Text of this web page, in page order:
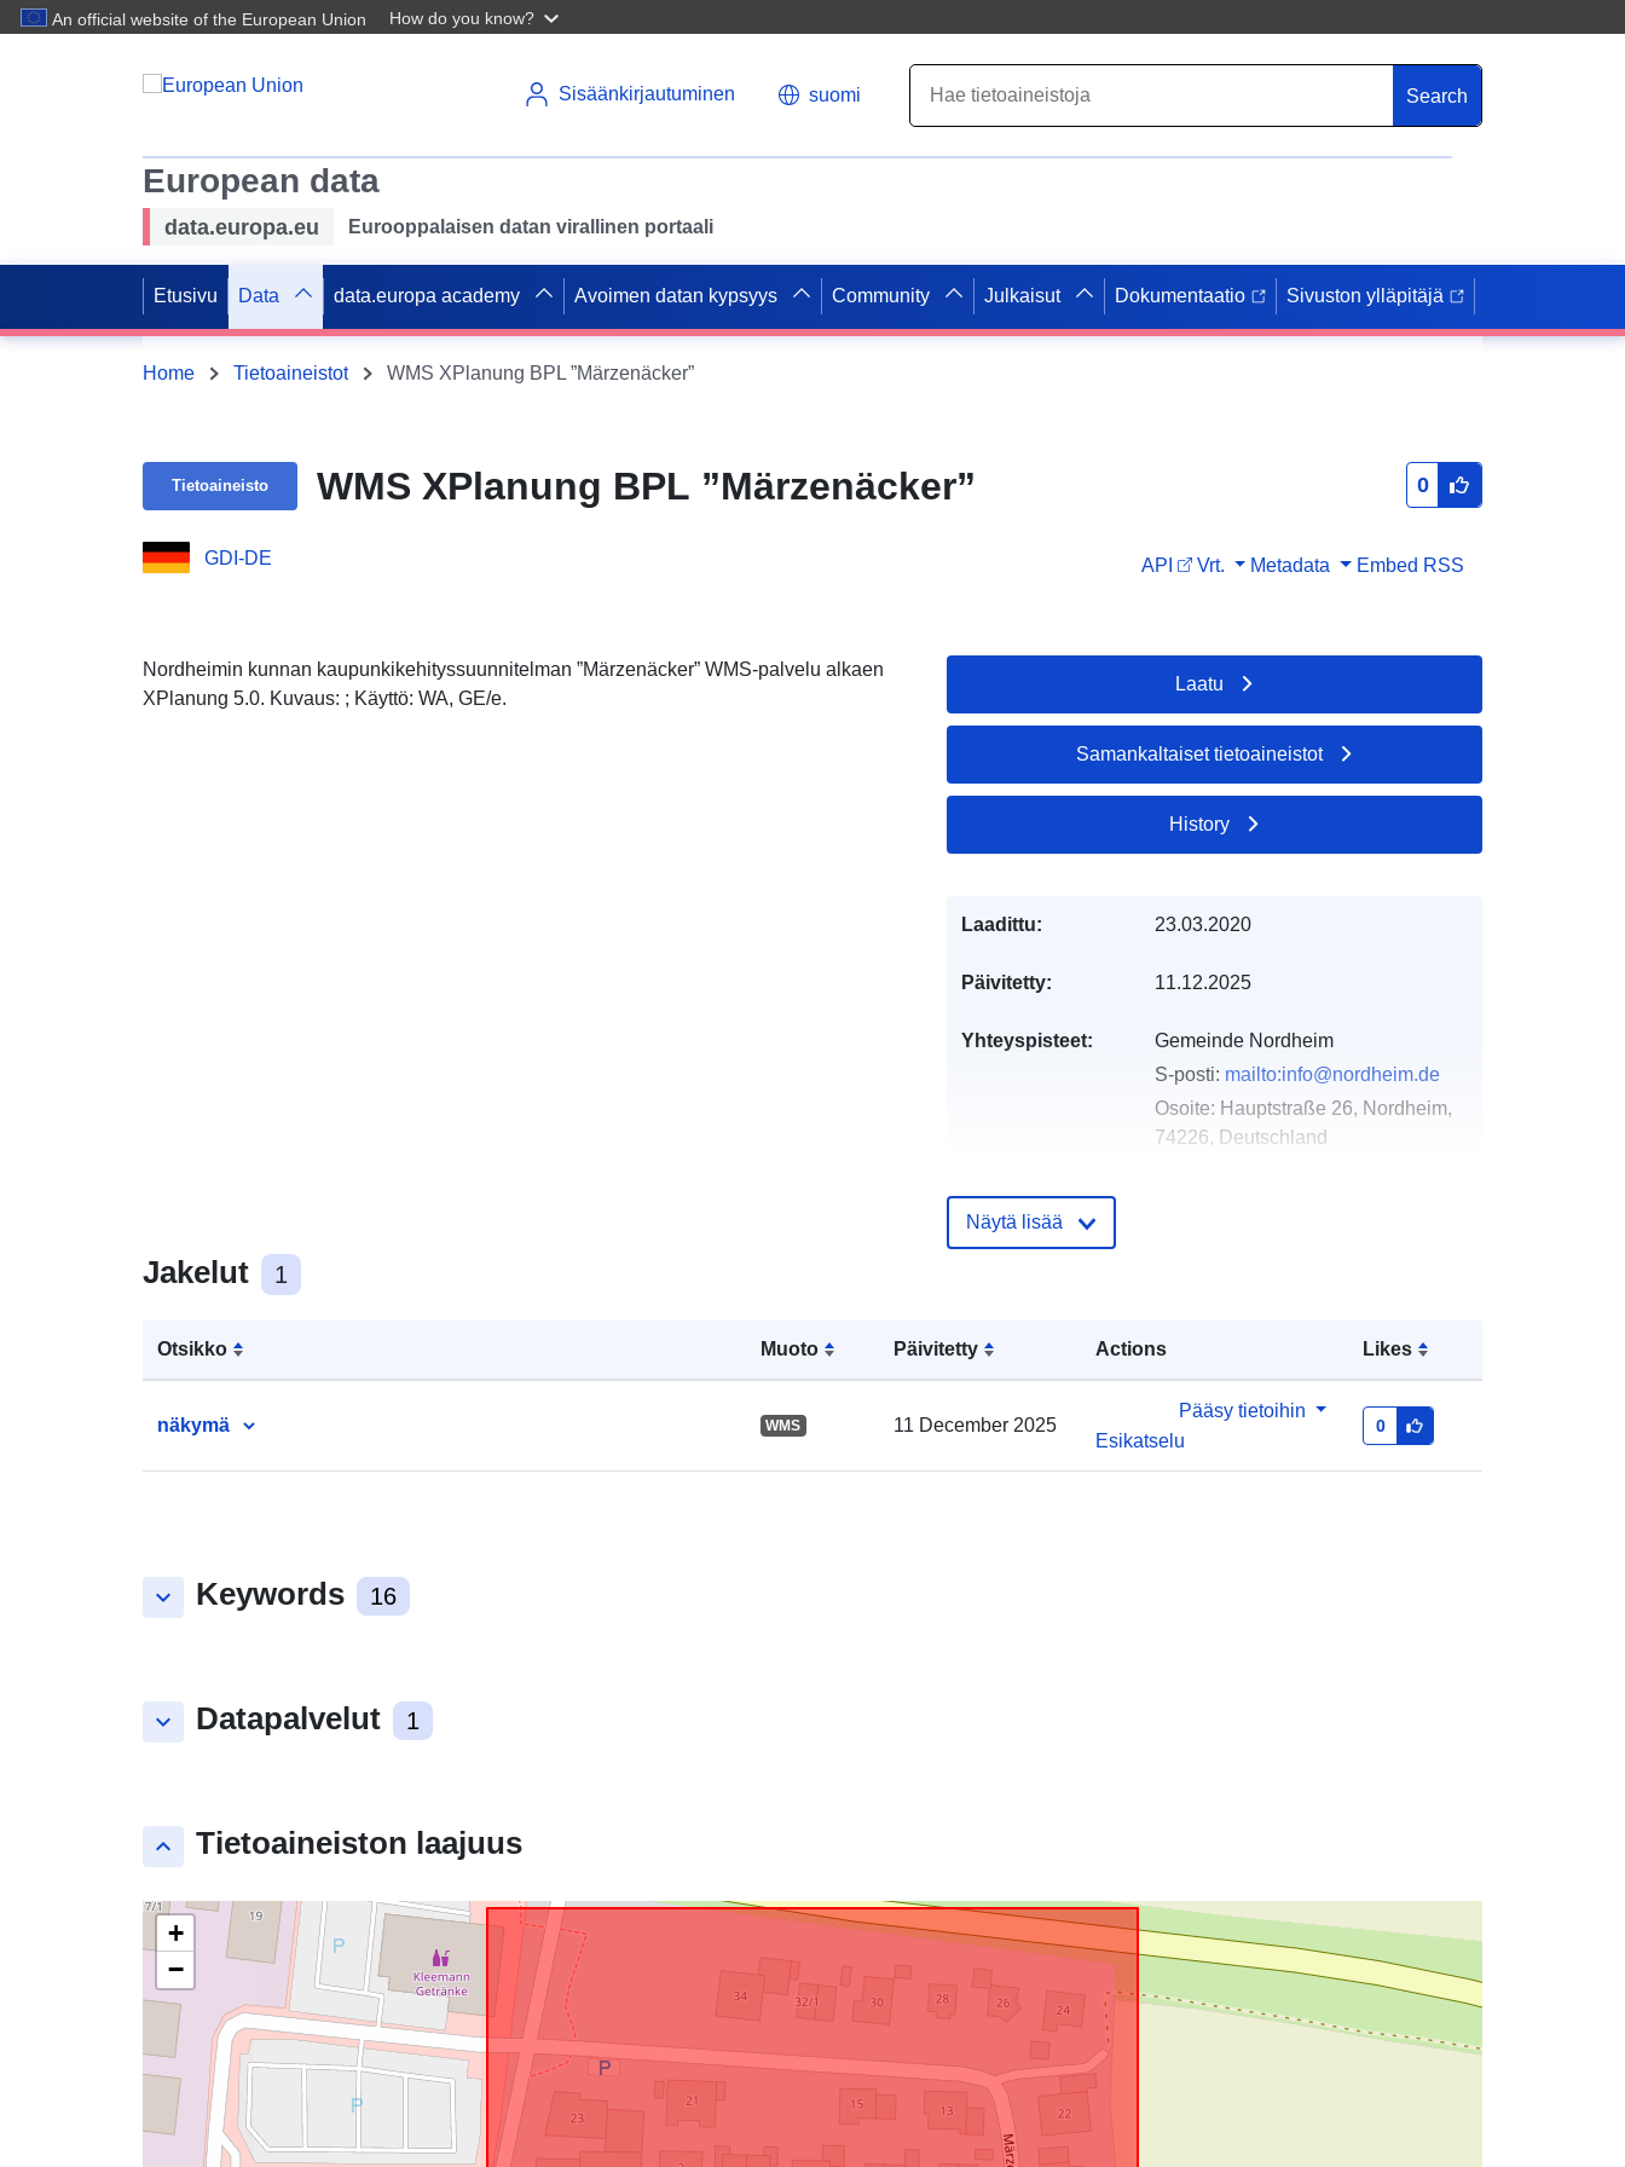
An official website of the European Union How do you know?
Sisäänkirjautuminen suomi Search
European data
data.europa.eu Eurooppalaisen datan virallinen portaali
Etusivu Data data.europa academy Avoimen datan kypsyys Community Julkaisut Dokumentaatio Sivuston ylläpitäjä
Home Tietoaineistot WMS XPlanung BPL ”Märzenäcker”
Tietoaineisto WMS XPlanung BPL ”Märzenäcker” 0
GDI-DE API Vrt. Metadata Embed RSS
Nordheimin kunnan kaupunkikehityssuunnitelman ”Märzenäcker” WMS-palvelu alkaen
XPlanung 5.0. Kuvaus: ; Käyttö: WA, GE/e.
Jakelut 1
Otsikko Muoto Päivitetty Actions Likes
näkymä WMS 11 December 2025
Pääsy tietoihin
Esikatselu
0
keyboard_arrow_down Keywords 16
keyboard_arrow_down Datapalvelut 1
keyboard_arrow_up Tietoaineiston laajuus
+
−
Laatu
Samankaltaiset tietoaineistot
History
Laadittu: 23.03.2020
Päivitetty: 11.12.2025
Yhteyspisteet:
Gemeinde Nordheim
S-posti: mailto:info@nordheim.de
Osoite: Hauptstraße 26, Nordheim,
74226, Deutschland
Luetteloluetteloa
49.1134222 ], [ 9.1363058,
49.1134222 ], [ 9.1363058,
49.1120626 ], [ 9.1334213,
Näytä lisää